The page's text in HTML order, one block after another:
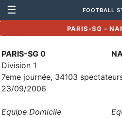
☰ FOOTBALL
PARIS-SG -
PARIS-SG 0
Division 1
7eme journée, 34103
23/09/2006
Equipe Domicile